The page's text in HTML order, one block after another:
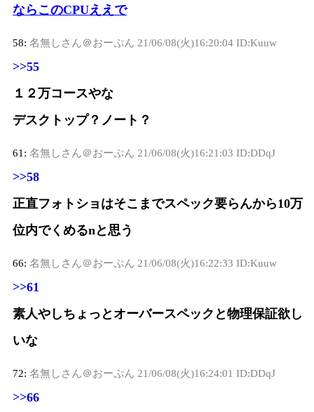
ならこのCPUええで
58: 名無しさん＠おーぷん 21/06/08(火)16:20:04 ID:Kuuw
>>55
１２万コースやな
デスクトップ？ノート？
61: 名無しさん＠おーぷん 21/06/08(火)16:21:03 ID:DDqJ
>>58
正直フォトショはそこまでスペック要らんから10万
位内でくめるnと思う
66: 名無しさん＠おーぷん 21/06/08(火)16:22:33 ID:Kuuw
>>61
素人やしちょっとオーバースペックと物理保証欲し
いな
72: 名無しさん＠おーぷん 21/06/08(火)16:24:01 ID:DDqJ
>>66